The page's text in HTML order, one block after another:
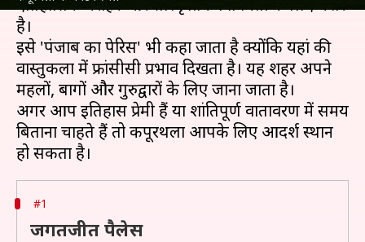
ऐतिहासिक धरोहर और सांस्कृतिक विविधता के लिए मशहूर
है।
इसे 'पंजाब का पेरिस' भी कहा जाता है क्योंकि यहां की
वास्तुकला में फ्रांसीसी प्रभाव दिखता है। यह शहर अपने
महलों, बागों और गुरुद्वारों के लिए जाना जाता है।
अगर आप इतिहास प्रेमी हैं या शांतिपूर्ण वातावरण में समय
बिताना चाहते हैं तो कपूरथला आपके लिए आदर्श स्थान
#1
जगतजीत पैलेस